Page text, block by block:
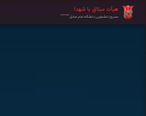
هیأت میثاق با شهدا
بسیج دانشجویی دانشگاه امام صادقعلیه‌السلام